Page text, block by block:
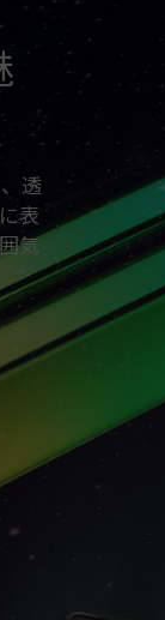
数に達しない可
バークロック（
の安定性に影響
場合は、BIOS
リモジュールに
大周波数まで対
用のマザーボー
）をサポート
バークロック周
のメ
プロセッサの故
せください。
透
表
気